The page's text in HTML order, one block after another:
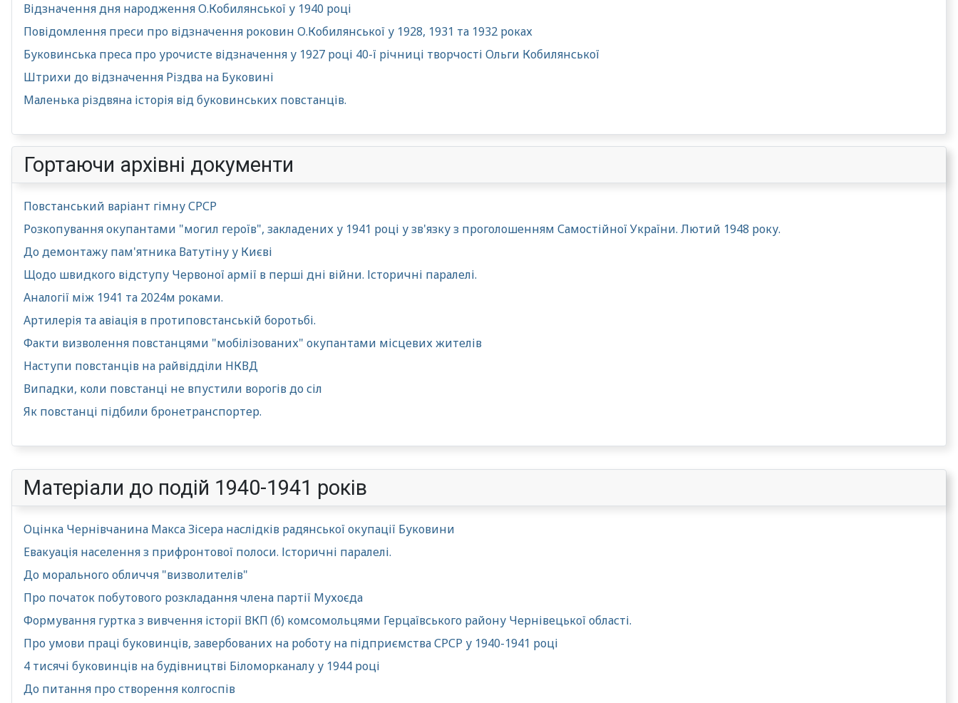
Матеріали до подій 1940-1941 років
Оцінка Чернівчанина Макса Зісера наслідків радянської окупації Буковини
Евакуація населення з прифронтової полоси. Історичні паралелі.
До морального обличчя "визволителів"
Про початок побутового розкладання члена партії Мухоєда
Формування гуртка з вивчення історії ВКП (б) комсомольцями Герцаївського району Чернівецької області.
Про умови праці буковинців, завербованих на роботу на підприємства СРСР у 1940-1941 році
4 тисячі буковинців на будівництві Біломорканалу у 1944 році
До питання про створення колгоспів
Відзначення дня народження О.Кобилянської у 1940 році
Повідомлення преси про відзначення роковин О.Кобилянської у 1928, 1931 та 1932 роках
Буковинська преса про урочисте відзначення у 1927 році 40-ї річниці творчості Ольги Кобилянської
Штрихи до відзначення Різдва на Буковині
Маленька різдвяна історія від буковинських повстанців.
Гортаючи архівні документи
Повстанський варіант гімну СРСР
Розкопування окупантами "могил героїв", закладених у 1941 році у зв'язку з проголошенням Самостійної України. Лютий 1948 року.
До демонтажу пам'ятника Ватутіну у Києві
Щодо швидкого відступу Червоної армії в перші дні війни. Історичні паралелі.
Аналогії між 1941 та 2024м роками.
Артилерія та авіація в протиповстанській боротьбі.
Факти визволення повстанцями "мобілізованих" окупантами місцевих жителів
Наступи повстанців на райвідділи НКВД
Випадки, коли повстанці не впустили ворогів до сіл
Як повстанці підбили бронетранспортер.